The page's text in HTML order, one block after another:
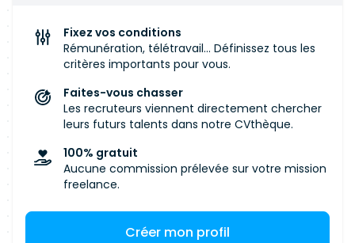
Fixez vos conditions
Rémunération, télétravail... Définissez tous les
critères importants pour vous.
Faites-vous chasser
Les recruteurs viennent directement chercher
leurs futurs talents dans notre CVthèque.
100% gratuit
Aucune commission prélevée sur votre mission
freelance.
Créer mon profil